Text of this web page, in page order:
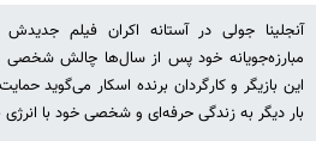
آنجلینا جولی در آستانه اکران فیلم
مبارزه‌جویانه خود پس از سال‌ها چالش
این بازیگر و کارگردان برنده اسکار می‌گوید
بار دیگر به زندگی حرفه‌ای و شخصی خود با انرژی